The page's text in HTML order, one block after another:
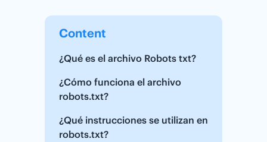
Content
¿Qué es el archivo Robots txt?
¿Cómo funciona el archivo
robots.txt?
¿Qué instrucciones se utilizan en
robots.txt?